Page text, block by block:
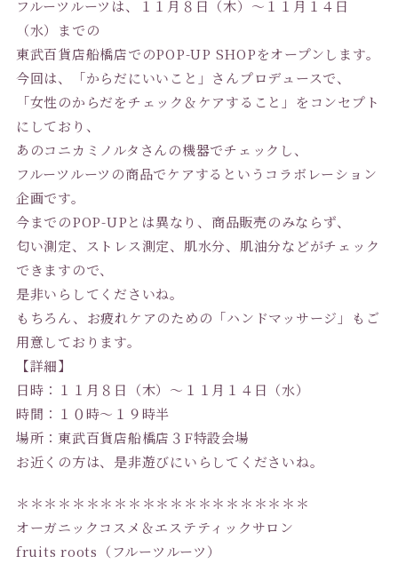
フルーツルーツは、１１月８日（木）〜１１月１４日
（水）までの
東武百貨店船橋店でのPOP-UP SHOPをオープンします。
今回は、「からだにいいこと」さんプロデュースで、
「女性のからだをチェック＆ケアすること」をコンセプト
にしており、
あのコニカミノルタさんの機器でチェックし、
フルーツルーツの商品でケアするというコラボレーション
企画です。
今までのPOP-UPとは異なり、商品販売のみならず、
匂い測定、ストレス測定、肌水分、肌油分などがチェック
できますので、
是非いらしてくださいね。
もちろん、お疲れケアのための「ハンドマッサージ」もご
用意しております。
【詳細】
日時：１１月８日（木）〜１１月１４日（水）
時間：１０時〜１９時半
場所：東武百貨店船橋店３F特設会場
お近くの方は、是非遊びにいらしてくださいね。
＊＊＊＊＊＊＊＊＊＊＊＊＊＊＊＊＊＊＊＊＊
オーガニックコスメ＆エステティックサロン
fruits roots（フルーツルーツ）